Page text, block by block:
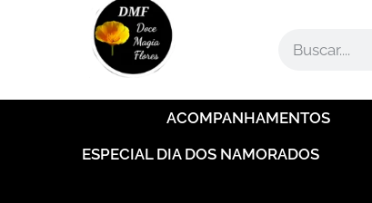
ACOMPANHAMENTOS
ESPECIAL DIA DOS NAMORADOS